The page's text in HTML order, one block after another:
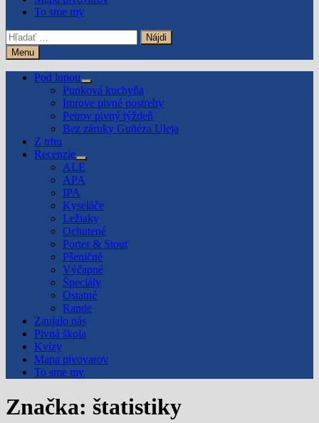
To sme my
Hľadať:
Menu
Pod lupou
Show
sub
menu
Punková kuchyňa
Imrove pivné postrehy
Petrov pivný týždeň
Bez záruky Guñéza Uleja
Z trhu
Recenzie
Show
sub
menu
ALE
APA
IPA
Kyseláče
Ležiaky
Ochutené
Porter & Stout
Pšeničné
Výčapné
Špeciály
Ostatné
Rande
Zaujalo nás
Pivná škola
Kvízy
Mapa pivovarov
To sme my
Značka: štatistiky